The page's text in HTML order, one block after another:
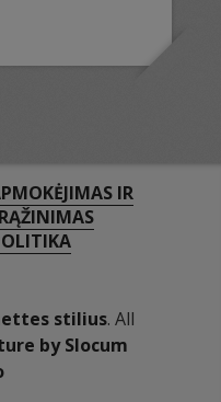
IR
stilius. All
by Slocum